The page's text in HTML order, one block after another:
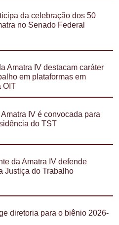
da celebração dos 50
no Senado Federal
Amatra IV destacam caráter
em plataformas em
OIT
IV é convocada para
do TST
da Amatra IV defende
Justiça do Trabalho
diretoria para o biênio 2026-